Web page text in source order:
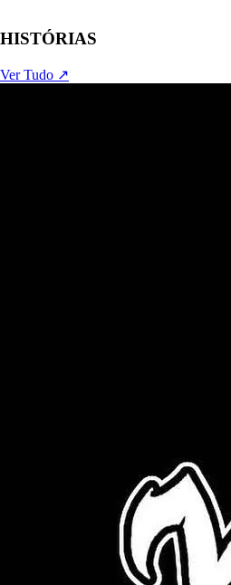
HISTÓRIAS
Ver Tudo ↗